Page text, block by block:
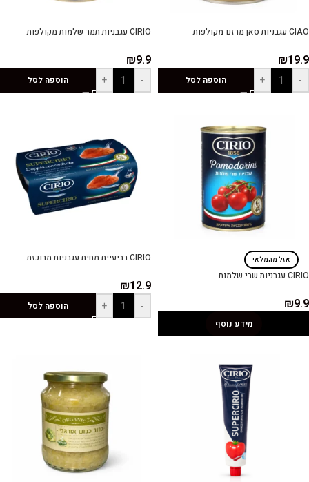
CIAO עגבניות סאן מרזנו מקולפות
₪19.9
-
+ הוספה לסל
CIRIO עגבניות תמר שלמות מקולפות
₪9.9
-
+ הוספה לסל
אזל מהמלאי
CIRIO עגבניות שרי שלמות
₪9.9
מידע נוסף
CIRIO רביעיית מחית עגבניות מרוכזת
₪12.9
-
+ הוספה לסל